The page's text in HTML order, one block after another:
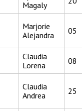
Magaly
Marjorie
Alejandra
05
Claudia
Lorena
08
Claudia
Andrea
25